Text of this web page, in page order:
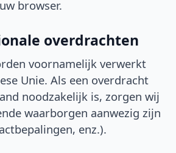
browser.
overdrachten
voornamelijk verwerkt
Unie. Als een overdracht
noodzakelijk is, zorgen wij
waarborgen aanwezig zijn
enz.).